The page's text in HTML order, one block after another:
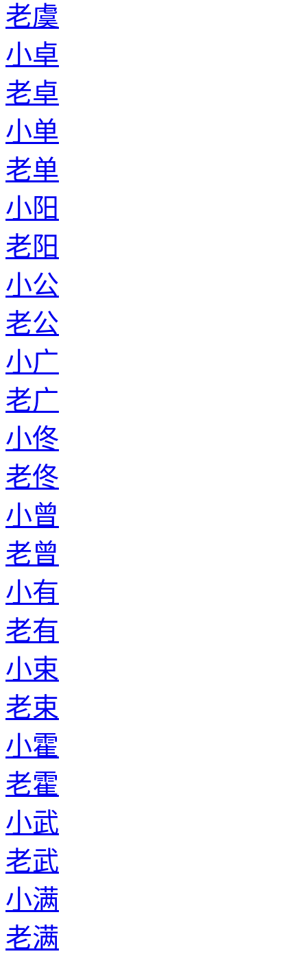
老虞
小卓
老卓
小单
老单
小阳
老阳
小公
老公
小广
老广
小佟
老佟
小曾
老曾
小有
老有
小束
老束
小霍
老霍
小武
老武
小满
老满